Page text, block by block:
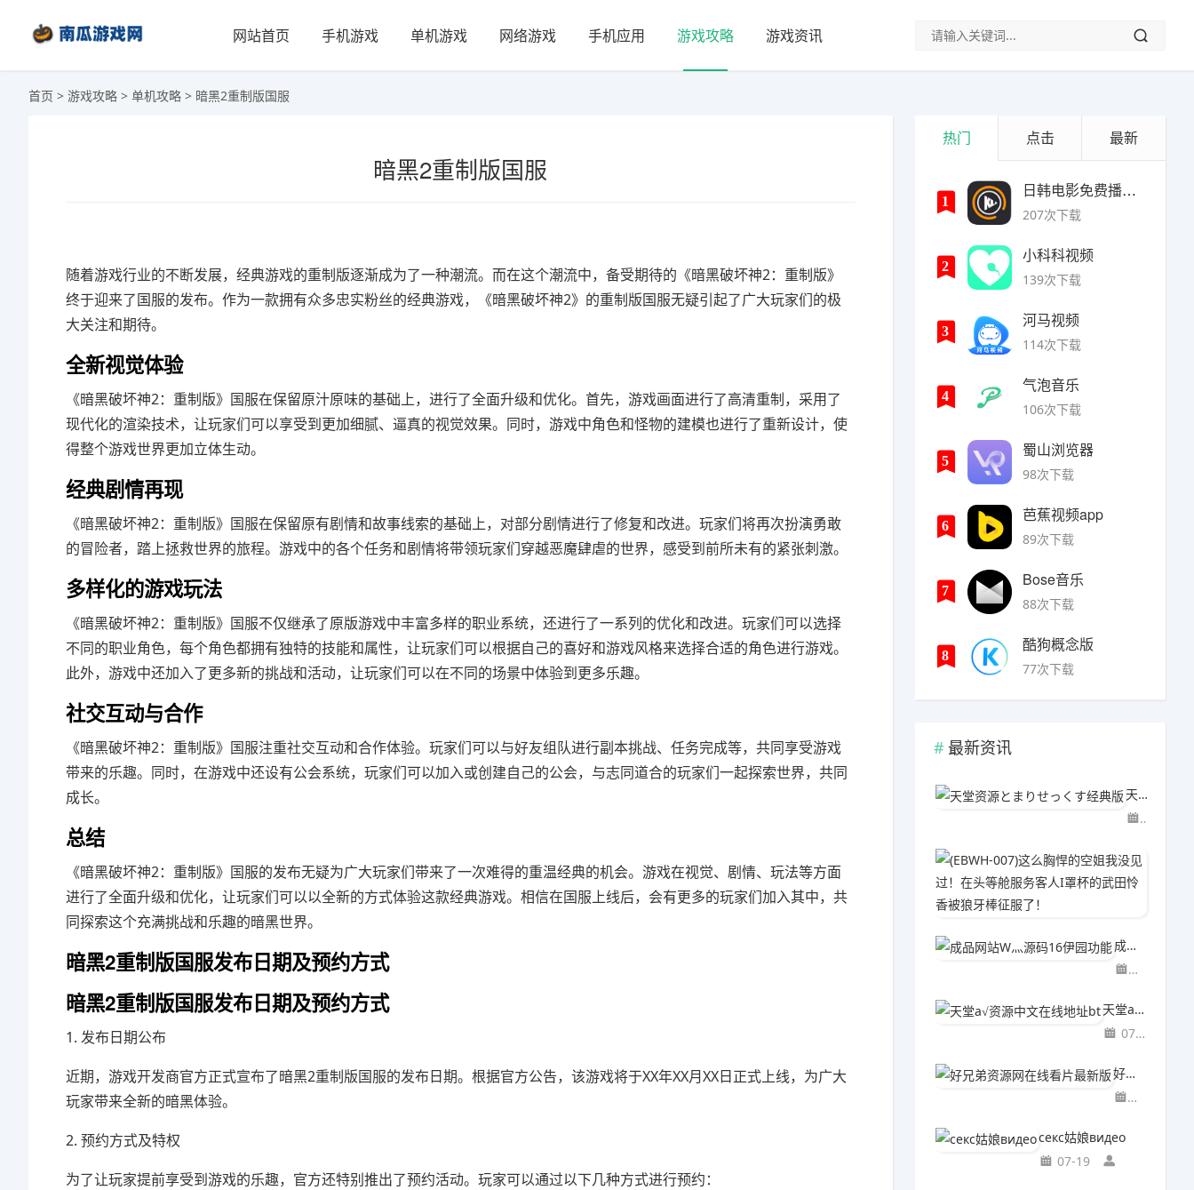
网站首页 手机游戏 单机游戏 网络游戏 手机应用 游戏攻略 游戏资讯
首页 > 游戏攻略 > 单机攻略 > 暗黑2重制版国服
暗黑2重制版国服
随着游戏行业的不断发展，经典游戏的重制版逐渐成为了一种潮流。而在这个潮流中，备受期待的《暗黑破坏神2：重制版》
终于迎来了国服的发布。作为一款拥有众多忠实粉丝的经典游戏，《暗黑破坏神2》的重制版国服无疑引起了广大玩家们的极
大关注和期待。
全新视觉体验
《暗黑破坏神2：重制版》国服在保留原汁原味的基础上，进行了全面升级和优化。首先，游戏画面进行了高清重制，采用了
现代化的渲染技术，让玩家们可以享受到更加细腻、逼真的视觉效果。同时，游戏中角色和怪物的建模也进行了重新设计，使
得整个游戏世界更加立体生动。
经典剧情再现
《暗黑破坏神2：重制版》国服在保留原有剧情和故事线索的基础上，对部分剧情进行了修复和改进。玩家们将再次扮演勇敢
的冒险者，踏上拯救世界的旅程。游戏中的各个任务和剧情将带领玩家们穿越恶魔肆虐的世界，感受到前所未有的紧张刺激。
多样化的游戏玩法
《暗黑破坏神2：重制版》国服不仅继承了原版游戏中丰富多样的职业系统，还进行了一系列的优化和改进。玩家们可以选择
不同的职业角色，每个角色都拥有独特的技能和属性，让玩家们可以根据自己的喜好和游戏风格来选择合适的角色进行游戏。
此外，游戏中还加入了更多新的挑战和活动，让玩家们可以在不同的场景中体验到更多乐趣。
社交互动与合作
《暗黑破坏神2：重制版》国服注重社交互动和合作体验。玩家们可以与好友组队进行副本挑战、任务完成等，共同享受游戏
带来的乐趣。同时，在游戏中还设有公会系统，玩家们可以加入或创建自己的公会，与志同道合的玩家们一起探索世界，共同
成长。
总结
《暗黑破坏神2：重制版》国服的发布无疑为广大玩家们带来了一次难得的重温经典的机会。游戏在视觉、剧情、玩法等方面
进行了全面升级和优化，让玩家们可以以全新的方式体验这款经典游戏。相信在国服上线后，会有更多的玩家们加入其中，共
同探索这个充满挑战和乐趣的暗黑世界。
暗黑2重制版国服发布日期及预约方式
暗黑2重制版国服发布日期及预约方式
1. 发布日期公布
近期，游戏开发商官方正式宣布了暗黑2重制版国服的发布日期。根据官方公告，该游戏将于XX年XX月XX日正式上线，为广大
玩家带来全新的暗黑体验。
2. 预约方式及特权
为了让玩家提前享受到游戏的乐趣，官方还特别推出了预约活动。玩家可以通过以下几种方式进行预约：
热门 点击 最新
1
日韩电影免费播放大片网
207次下载
2
小科科视频
139次下载
3
河马视频
114次下载
4
气泡音乐
106次下载
5
蜀山浏览器
98次下载
6
芭蕉视频app
89次下载
7
Bose音乐
88次下载
8
酷狗概念版
77次下载
最新资讯
天堂资源とまりせっくす经典版
07-19
成品网站W灬源码16伊园功能
07-19
天堂а√资源中文在线地址bt
07-19
好兄弟资源网在线看片最新版
07-19
секс姑娘видео
07-19